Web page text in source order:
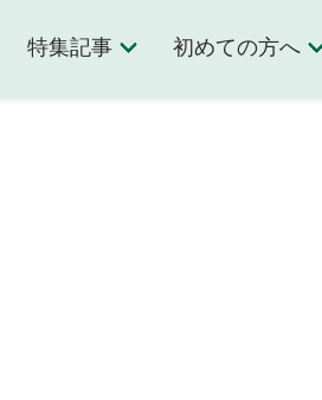
特集記事 初めての方へ